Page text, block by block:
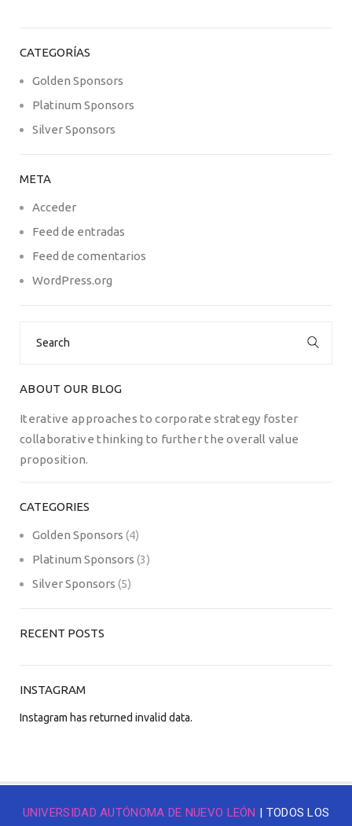
CATEGORÍAS
Golden Sponsors
Platinum Sponsors
Silver Sponsors
META
Acceder
Feed de entradas
Feed de comentarios
WordPress.org
ABOUT OUR BLOG
Iterative approaches to corporate strategy foster
collaborative thinking to further the overall value
proposition.
CATEGORIES
Golden Sponsors (4)
Platinum Sponsors (3)
Silver Sponsors (5)
RECENT POSTS
INSTAGRAM
Instagram has returned invalid data.
UNIVERSIDAD AUTÓNOMA DE NUEVO LEÓN | TODOS LOS